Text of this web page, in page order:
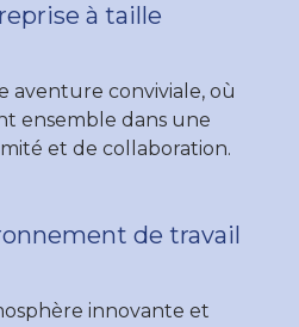
à taille
aventure conviviale, où
ensemble dans une
et de collaboration.
de travail
innovante et